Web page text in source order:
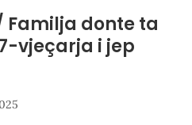
Familja donte ta
vjeçarja i jep